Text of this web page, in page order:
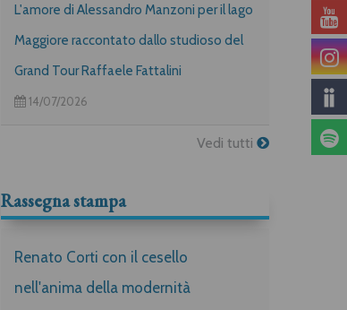
L'amore di Alessandro Manzoni per il lago
Maggiore raccontato dallo studioso del
Grand Tour Raffaele Fattalini
14/07/2026
Vedi tutti
Rassegna stampa
Renato Corti con il cesello
nell'anima della modernità